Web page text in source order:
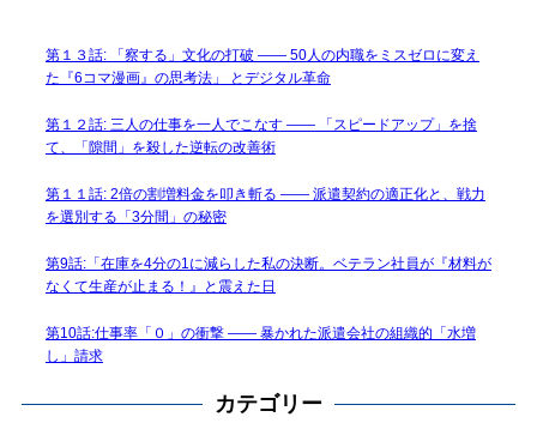
第１３話: 「察する」文化の打破 —— 50人の内職をミスゼロに変え
た『6コマ漫画』の思考法」 とデジタル革命
第１２話: 三人の仕事を一人でこなす —— 「スピードアップ」を捨
て、「隙間」を殺した逆転の改善術
第１１話: 2倍の割増料金を叩き斬る —— 派遣契約の適正化と、戦力
を選別する「3分間」の秘密
第9話:「在庫を4分の1に減らした私の決断。ベテラン社員が『材料が
なくて生産が止まる！』と震えた日
第10話:仕事率「０」の衝撃 —— 暴かれた派遣会社の組織的「水増
し」請求
カテゴリー